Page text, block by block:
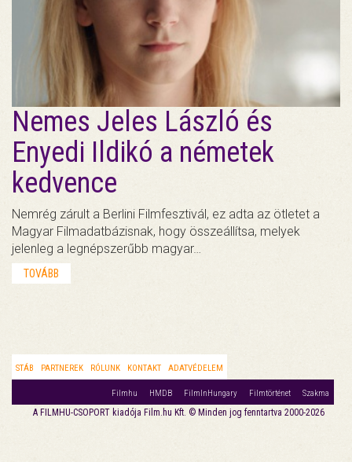
Nemes Jeles László és
Enyedi Ildikó a németek
kedvence
Nemrég zárult a Berlini Filmfesztivál, ez adta az ötletet a
Magyar Filmadatbázisnak, hogy összeállítsa, melyek
jelenleg a legnépszerűbb magyar…
TOVÁBB
STÁB PARTNEREK RÓLUNK KONTAKT ADATVÉDELEM
Filmhu HMDB FilmInHungary Filmtörténet Szakma
A FILMHU-CSOPORT kiadója Film.hu Kft. © Minden jog fenntartva 2000-2026